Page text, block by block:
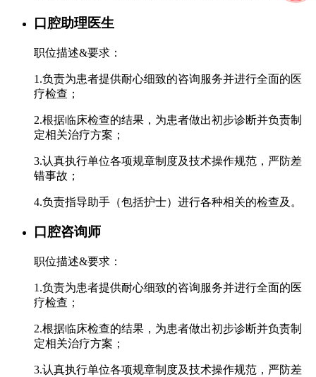
口腔助理医生
职位描述&要求：
1.负责为患者提供耐心细致的咨询服务并进行全面的医
疗检查；
2.根据临床检查的结果，为患者做出初步诊断并负责制
定相关治疗方案；
3.认真执行单位各项规章制度及技术操作规范，严防差
错事故；
4.负责指导助手（包括护士）进行各种相关的检查及。
口腔咨询师
职位描述&要求：
1.负责为患者提供耐心细致的咨询服务并进行全面的医
疗检查；
2.根据临床检查的结果，为患者做出初步诊断并负责制
定相关治疗方案；
3.认真执行单位各项规章制度及技术操作规范，严防差